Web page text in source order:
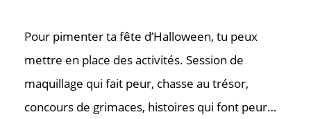
Pour pimenter ta fête d’Halloween, tu peux
mettre en place des activités. Session de
maquillage qui fait peur, chasse au trésor,
concours de grimaces, histoires qui font peur…